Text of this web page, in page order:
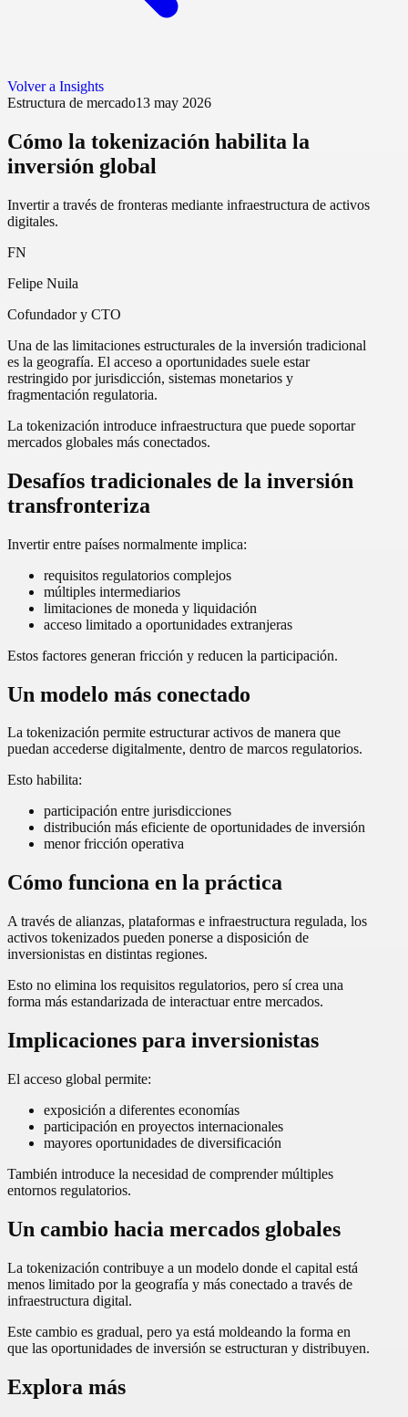
Volver a Insights
Estructura de mercado13 may 2026
Cómo la tokenización habilita la
inversión global
Invertir a través de fronteras mediante infraestructura de activos
digitales.
FN
Felipe Nuila
Cofundador y CTO
Una de las limitaciones estructurales de la inversión tradicional
es la geografía. El acceso a oportunidades suele estar
restringido por jurisdicción, sistemas monetarios y
fragmentación regulatoria.
La tokenización introduce infraestructura que puede soportar
mercados globales más conectados.
Desafíos tradicionales de la inversión
transfronteriza
Invertir entre países normalmente implica:
requisitos regulatorios complejos
múltiples intermediarios
limitaciones de moneda y liquidación
acceso limitado a oportunidades extranjeras
Estos factores generan fricción y reducen la participación.
Un modelo más conectado
La tokenización permite estructurar activos de manera que
puedan accederse digitalmente, dentro de marcos regulatorios.
Esto habilita:
participación entre jurisdicciones
distribución más eficiente de oportunidades de inversión
menor fricción operativa
Cómo funciona en la práctica
A través de alianzas, plataformas e infraestructura regulada, los
activos tokenizados pueden ponerse a disposición de
inversionistas en distintas regiones.
Esto no elimina los requisitos regulatorios, pero sí crea una
forma más estandarizada de interactuar entre mercados.
Implicaciones para inversionistas
El acceso global permite:
exposición a diferentes economías
participación en proyectos internacionales
mayores oportunidades de diversificación
También introduce la necesidad de comprender múltiples
entornos regulatorios.
Un cambio hacia mercados globales
La tokenización contribuye a un modelo donde el capital está
menos limitado por la geografía y más conectado a través de
infraestructura digital.
Este cambio es gradual, pero ya está moldeando la forma en
que las oportunidades de inversión se estructuran y distribuyen.
Explora más